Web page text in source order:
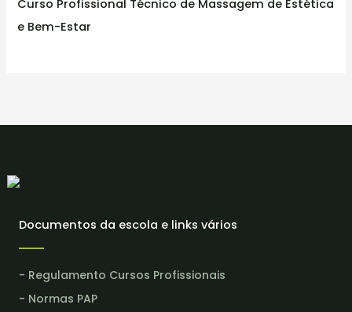
Curso Profissional Técnico de Massagem de Estética
e Bem-Estar
Documentos da escola e links vários
- Regulamento Cursos Profissionais
- Normas PAP